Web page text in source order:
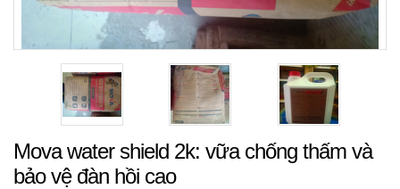
Mova water shield 2k: vữa chống thấm và
bảo vệ đàn hồi cao